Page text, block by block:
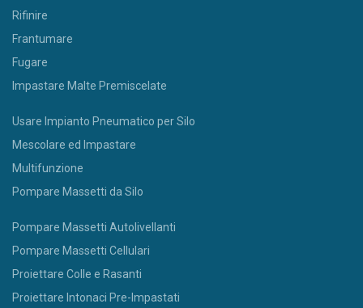
Rifinire
Frantumare
Fugare
Impastare Malte Premiscelate
Usare Impianto Pneumatico per Silo
Mescolare ed Impastare
Multifunzione
Pompare Massetti da Silo
Pompare Massetti Autolivellanti
Pompare Massetti Cellulari
Proiettare Colle e Rasanti
Proiettare Intonaci Pre-Impastati